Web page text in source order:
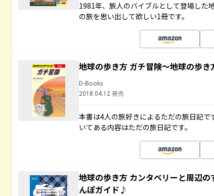
1981年、旅人のバイブルとして登場し
の旅を思い出して欲しい1冊です。
地球の歩き方 ガチ冒険～地球の歩
D-Books
2018.04.12 発売
本書は4人の旅好きによるただの旅日記
いてある内容はただの旅日記です。
地球の歩き方 カンタベリーと周辺
んぽガイド♪